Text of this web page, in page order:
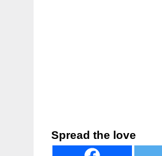
Spread the love